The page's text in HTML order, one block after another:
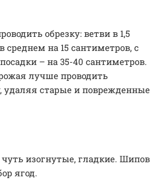
обрезку: ветви в 1,5
среднем на 15 сантиметров, с
– на 35-40 сантиметров.
лучше проводить
удаляя старые и поврежденные
изогнутые, гладкие. Шипов
ягод.